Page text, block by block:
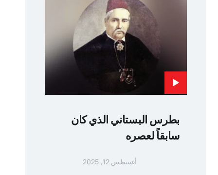
بطرس البستاني الذي كان
سابقاً لعصره
أغسطس 12, 2025